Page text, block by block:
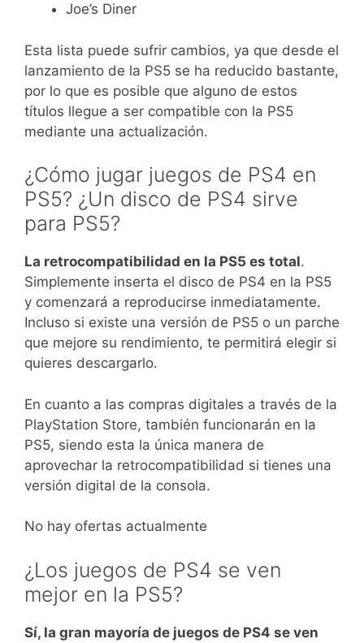
Joe’s Diner
Esta lista puede sufrir cambios, ya que desde el
lanzamiento de la PS5 se ha reducido bastante,
por lo que es posible que alguno de estos
títulos llegue a ser compatible con la PS5
mediante una actualización.
¿Cómo jugar juegos de PS4 en
PS5? ¿Un disco de PS4 sirve
para PS5?
La retrocompatibilidad en la PS5 es total.
Simplemente inserta el disco de PS4 en la PS5
y comenzará a reproducirse inmediatamente.
Incluso si existe una versión de PS5 o un parche
que mejore su rendimiento, te permitirá elegir si
quieres descargarlo.
En cuanto a las compras digitales a través de la
PlayStation Store, también funcionarán en la
PS5, siendo esta la única manera de
aprovechar la retrocompatibilidad si tienes una
versión digital de la consola.
No hay ofertas actualmente
¿Los juegos de PS4 se ven
mejor en la PS5?
Sí, la gran mayoría de juegos de PS4 se ven